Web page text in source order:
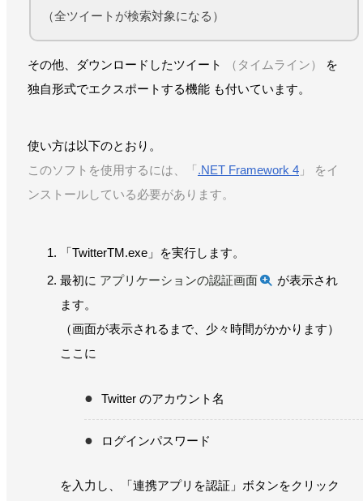
（全ツイートが検索対象になる）
その他、ダウンロードしたツイート （タイムライン）
を
独自形式でエクスポートする機能 も付いています。
使い方は以下のとおり。
このソフトを使用するには、「.NET Framework 4 」 をイ
ンストールしている必要があります。
「TwitterTM.exe」を実行します。
最初に アプリケーションの認証画面
が表示され
ます。
（画面が表示されるまで、少々時間がかかります）
ここに
Twitter のアカウント名
ログインパスワード
を入力し、「連携アプリを認証」ボタンをクリック